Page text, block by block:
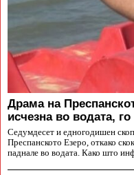
Драма на
исчезна во водата,
Седумдесет и едногодишен
Преспанското Езеро, откако
паднале во водата. Како што